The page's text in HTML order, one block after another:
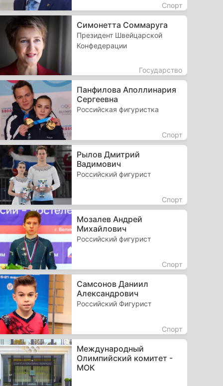
Спорт
Симонетта Соммаруга
Президент Швейцарской
Конфедерации
Государство
Панфилова Аполлинария
Сергеевна
Российская фигуристка
Спорт
Рылов Дмитрий
Вадимович
Российский фигурист
Спорт
Мозалев Андрей
Михайлович
Российский фигурист
Спорт
Самсонов Даниил
Александрович
Российский Фигурист
Спорт
Международный
Олимпийский комитет -
МОК